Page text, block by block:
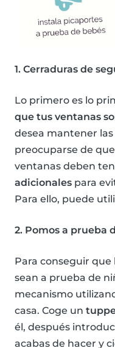
1. Cerraduras de
Lo primero es lo
que tus ventanas
desea mantener
preocuparse de
ventanas deben
adicionales para
Para ello, puede
2. Pomos a prueba
Para conseguir
sean a prueba de
mecanismo
casa. Coge un
él, después
acabas de hacer y